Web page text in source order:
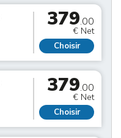
379.00
€ Net
Choisir
379.00
€ Net
Choisir